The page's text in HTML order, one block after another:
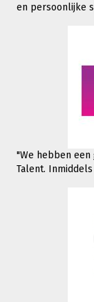
en persoonlijke
"We hebben
Talent.